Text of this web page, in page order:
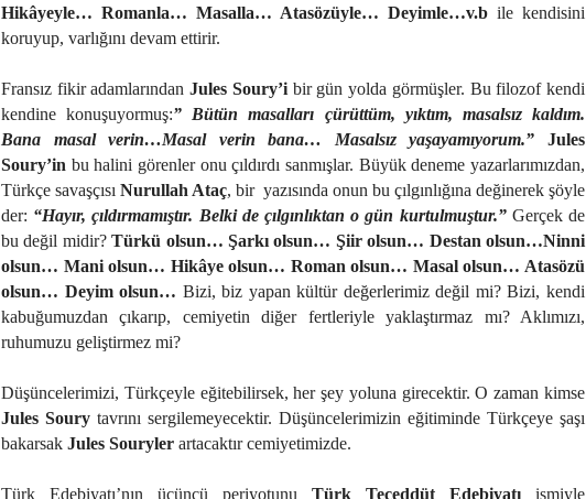
Hikâyeyle… Romanla… Masalla… Atasözüyle… Deyimle…v.b ile kendisini
koruyup, varlığını devam ettirir.
Fransız fikir adamlarındanJules Soury’ibir gün yolda görmüşler. Bu filozof kendi
kendine konuşuyormuş:” Bütün masalları çürüttüm, yıktım, masalsız kaldım.
Bana masal verin…Masal verin bana… Masalsız yaşayamıyorum.” Jules
Soury’in bu halini görenler onu çıldırdı sanmışlar. Büyük deneme yazarlarımızdan,
Türkçe savaşçısı Nurullah Ataç, bir yazısında onun bu çılgınlığına değinerek şöyle
der: “Hayır, çıldırmamıştır. Belki de çılgınlıktan o gün kurtulmuştur.”Gerçek de
bu değil midir?Türkü olsun… Şarkı olsun… Şiir olsun… Destan olsun…Ninni
olsun… Mani olsun… Hikâye olsun… Roman olsun… Masal olsun… Atasözü
olsun… Deyim olsun… Bizi, biz yapan kültür değerlerimiz değil mi? Bizi, kendi
kabuğumuzdan çıkarıp, cemiyetin diğer fertleriyle yaklaştırmaz mı? Aklımızı,
ruhumuzu geliştirmez mi?
Düşüncelerimizi, Türkçeyle eğitebilirsek, her şey yoluna girecektir. O zaman kimse
Jules Soury tavrını sergilemeyecektir. Düşüncelerimizin eğitiminde Türkçeye şaşı
bakarsak Jules Souryler artacaktır cemiyetimizde.
Türk Edebiyatı’nın üçüncü periyotunu Türk Teceddüt Edebiyatı ismiyle